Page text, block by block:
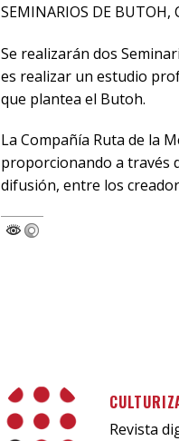
SEMINARIOS DE BUTOH,
Se realizarán dos
es realizar un estudio
que plantea el Butoh.
La Compañía Ruta de la
proporcionando a través
difusión, entre los
Revista